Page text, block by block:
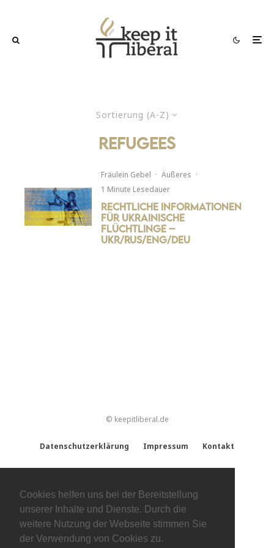
Cookies helfen uns bei der Bereitstellung
unserer Inhalte und Dienste. Durch die
weitere Nutzung der Webseite stimmen Sie
der Verwendung von Cookies zu.
Sortierung (A-Z)
refugees
Fräulein Gebel · Äußeres ·
1 Minute Lesedauer
Rechtliche Informationen
für ukrainische
Flüchtlinge –
UKR/RUS/ENG/DEU
© keepitliberal.de
Datenschutzerklärung Impressum Kontakt